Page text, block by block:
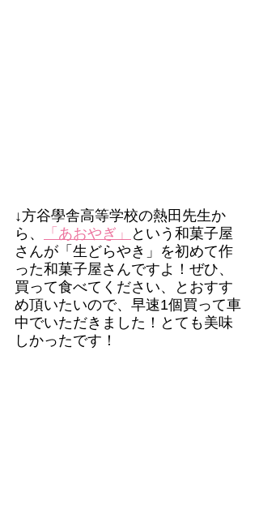
↓方谷學舎高等学校の熱田先生か
ら、
「あおやぎ」
という和菓子屋
さんが「生どらやき」を初めて作
った和菓子屋さんですよ！ぜひ、
買って食べてください、とおすす
め頂いたいので、早速1個買って車
中でいただきました！とても美味
しかったです！